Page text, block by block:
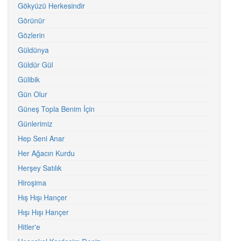
Gökyüzü Herkesindir
Görünür
Gözlerin
Güldünya
Güldür Gül
Gülibik
Gün Olur
Güneş Topla Benim İçin
Günlerimiz
Hep Seni Anar
Her Ağacın Kurdu
Herşey Satılık
Hiroşima
Hış Hışı Hançer
Hışı Hışı Hançer
Hitler'e